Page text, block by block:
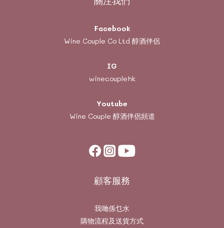
Facebook
Wine Couple Co Ltd 醇酒伴侶
IG
winecouplehk
Youtube
Wine Couple 醇酒伴侶頻道
顧客服務
我哋係乜水
購物流程及送貨方式